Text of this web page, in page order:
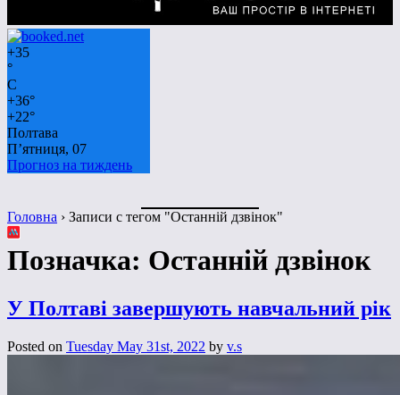
+35
°
C
+36°
+22°
Полтава
П’ятниця, 07
Прогноз на тиждень
Головна › Записи с тегом "Останній дзвінок"
Позначка: Останній дзвінок
У Полтаві завершують навчальний рік
Posted on Tuesday May 31st, 2022 by v.s